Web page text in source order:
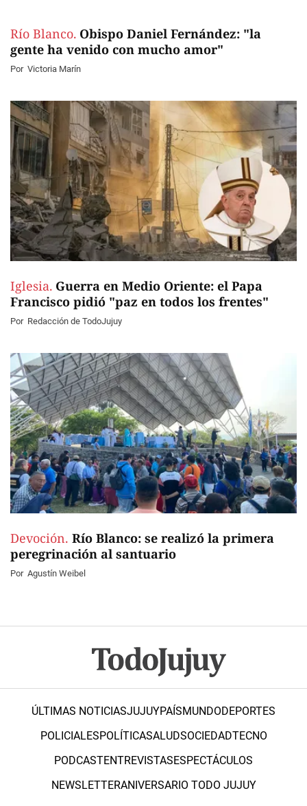
Río Blanco. Obispo Daniel Fernández: "la
gente ha venido con mucho amor"
Por Victoria Marín
Iglesia. Guerra en Medio Oriente: el Papa
Francisco pidió "paz en todos los frentes"
Por Redacción de TodoJujuy
Devoción. Río Blanco: se realizó la primera
peregrinación al santuario
Por Agustín Weibel
ÚLTIMAS NOTICIASJUJUYPAÍSMUNDODEPORTES
POLICIALESPOLÍTICASALUDSOCIEDADTECNO
PODCASTENTREVISTASESPECTÁCULOS
NEWSLETTERANIVERSARIO TODO JUJUY